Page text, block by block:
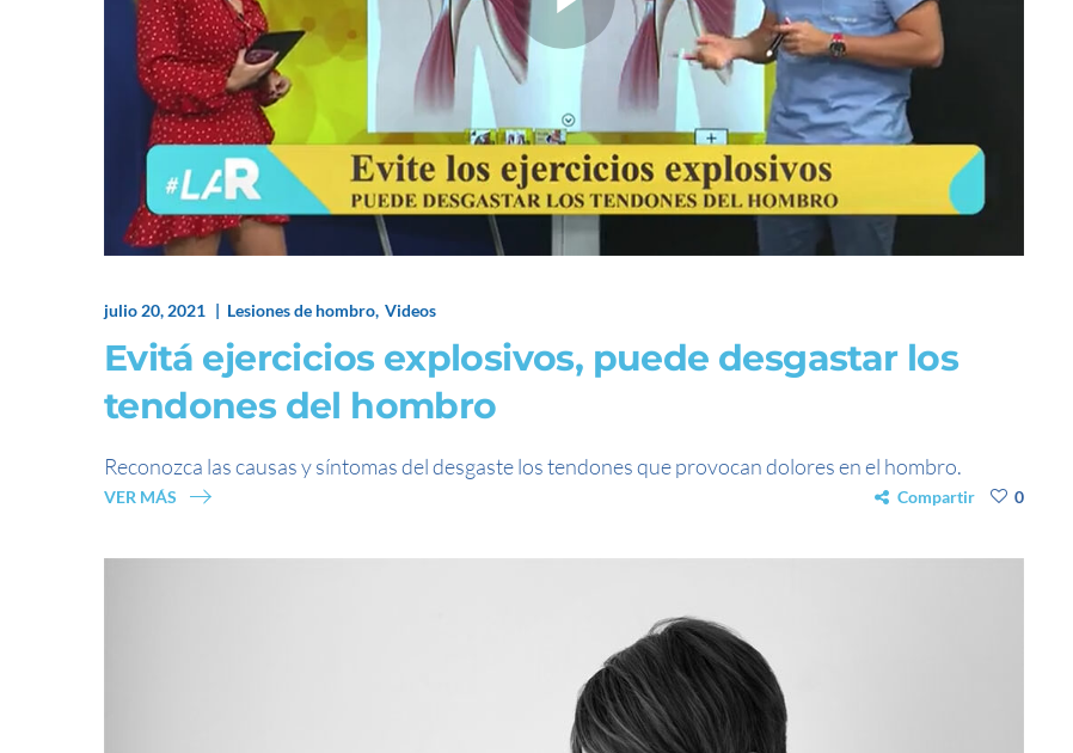
julio 20, 2021 Lesiones de hombro Videos
Evitá ejercicios explosivos, puede desgastar los
tendones del hombro
Reconozca las causas y síntomas del desgaste los tendones que provocan dolores en el hombro.
VER MÁS Compartir 0